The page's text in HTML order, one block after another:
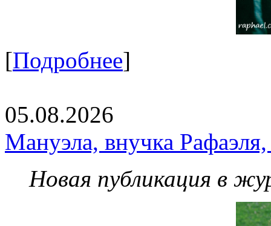
[Подробнее]
05.08.2026
Мануэла, внучка
Новая публикация в